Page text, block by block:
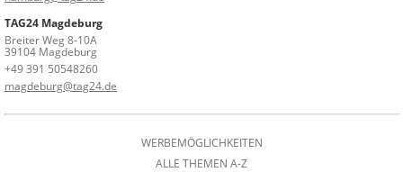
TAG24 Magdeburg
Breiter Weg 8-10A
39104 Magdeburg
+49 391 50548260
magdeburg@tag24.de
WERBEMÖGLICHKEITEN
ALLE THEMEN A-Z